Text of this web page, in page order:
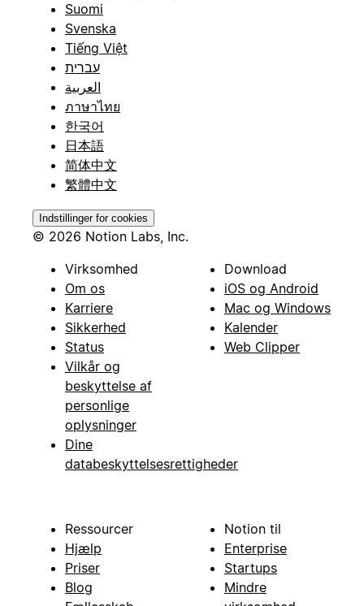
Suomi
Svenska
Tiếng Việt
עברית
العربية
ภาษาไทย
한국어
日本語
简体中文
繁體中文
Indstillinger for cookies
© 2026 Notion Labs, Inc.
Virksomhed
Om os
Karriere
Sikkerhed
Status
Vilkår og
beskyttelse af
personlige
oplysninger
Dine
databeskyttelsesrettigheder
Download
iOS og Android
Mac og Windows
Kalender
Web Clipper
Ressourcer
Hjælp
Priser
Blog
Notion til
Enterprise
Startups
Mindre